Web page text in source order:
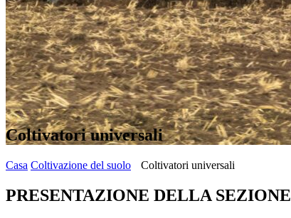
Coltivatori universali
Casa Coltivazione del suolo Coltivatori universali
PRESENTAZIONE DELLA SEZIONE